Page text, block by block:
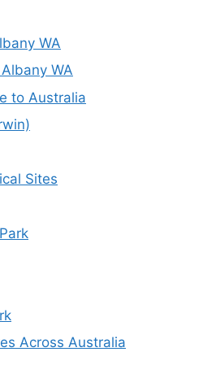
WA
WA
to Australia
Sites
Across Australia